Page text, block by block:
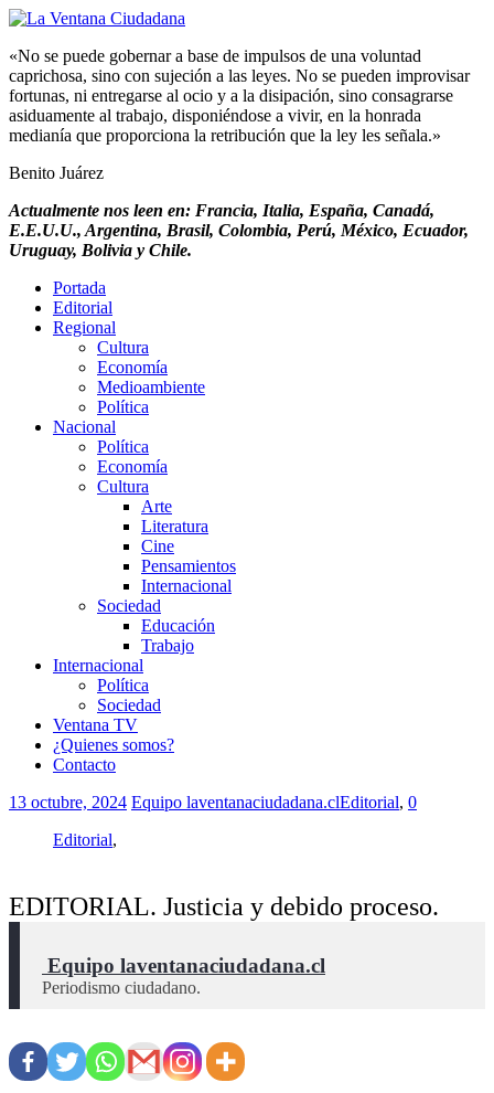
«No se puede gobernar a base de impulsos de una voluntad
caprichosa, sino con sujeción a las leyes. No se pueden improvisar
fortunas, ni entregarse al ocio y a la disipación, sino consagrarse
asiduamente al trabajo, disponiéndose a vivir, en la honrada
medianía que proporciona la retribución que la ley les señala.»
Benito Juárez
Actualmente nos leen en: Francia, Italia, España, Canadá,
E.E.U.U., Argentina, Brasil, Colombia, Perú, México, Ecuador,
Uruguay, Bolivia y Chile.
Portada
Editorial
Regional
Cultura
Economía
Medioambiente
Política
Nacional
Política
Economía
Cultura
Arte
Literatura
Cine
Pensamientos
Internacional
Sociedad
Educación
Trabajo
Internacional
Política
Sociedad
Ventana TV
¿Quienes somos?
Contacto
13 octubre, 2024 Equipo laventanaciudadana.clEditorial, 0
Editorial,
EDITORIAL. Justicia y debido proceso.
Equipo laventanaciudadana.cl
Periodismo ciudadano.